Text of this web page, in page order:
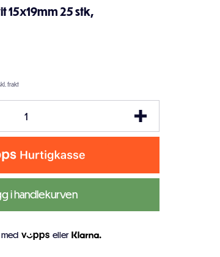
15x19mm 25 stk,
frakt
i handlekurven
med eller